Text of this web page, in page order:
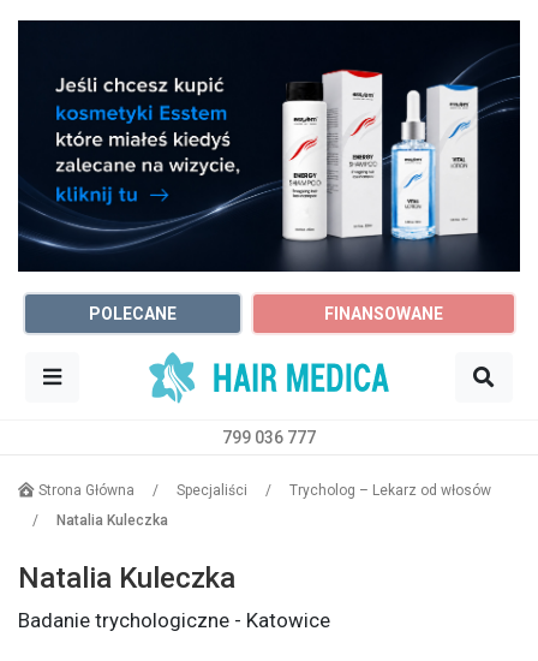
POLECANE FINANSOWANE
799 036 777
Strona Główna / Specjaliści /
Trycholog – Lekarz od włosów
/
Natalia Kuleczka
Natalia Kuleczka
Badanie trychologiczne - Katowice